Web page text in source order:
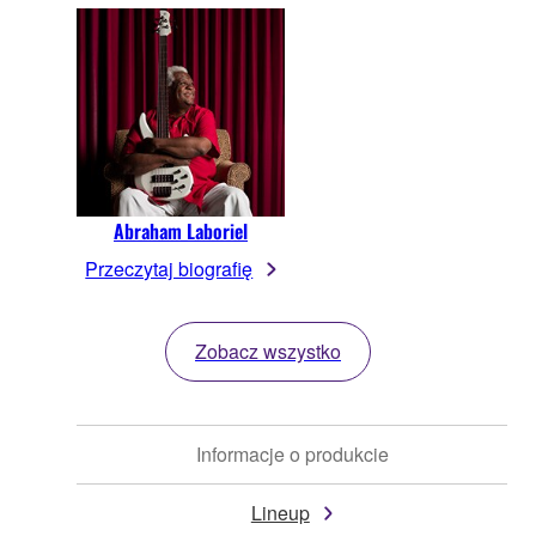
Abraham Laboriel
Przeczytaj biografię
Zobacz wszystko
Informacje o produkcie
Lineup